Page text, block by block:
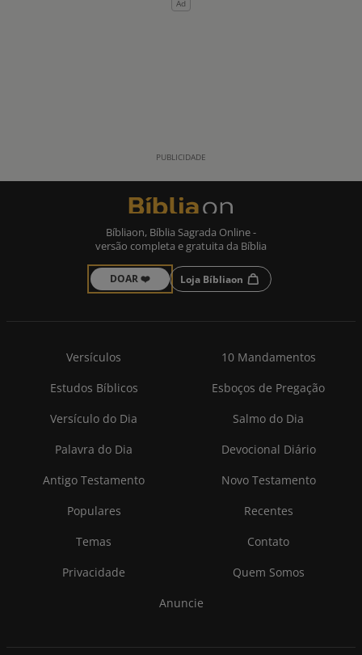
Bíbliaon, Bíblia Sagrada Online -
versão completa e gratuita da Bíblia
DOAR ❤️ Loja Bíbliaon
Versículos
10 Mandamentos
Estudos Bíblicos
Esboços de Pregação
Versículo do Dia
Salmo do Dia
Palavra do Dia
Devocional Diário
Antigo Testamento
Novo Testamento
Populares
Recentes
Temas
Contato
Privacidade
Quem Somos
Anuncie